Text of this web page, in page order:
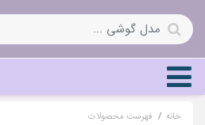
خانه فهرست محصولات